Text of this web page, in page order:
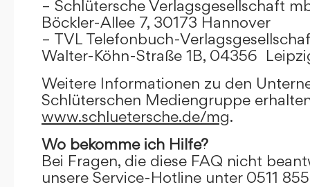
– Schlütersche Verlagsgesellschaft
Böckler-Allee 7, 30173 Hannover
– TVL Telefonbuch-
Walter-Köhn-Straße 1B, 04356
Weitere Informationen zu den
Schlüterschen Mediengruppe
www.schluetersche.de/mg.
Wo bekomme ich Hilfe?
Bei Fragen, die diese FAQ nicht
unsere Service-Hotline unter 0511